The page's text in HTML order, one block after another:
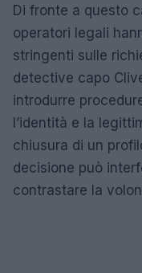
Di fronte a questo
operatori legali
stringenti sulle
detective capo
introdurre
l’identità e la
chiusura di un
decisione può
contrastare la